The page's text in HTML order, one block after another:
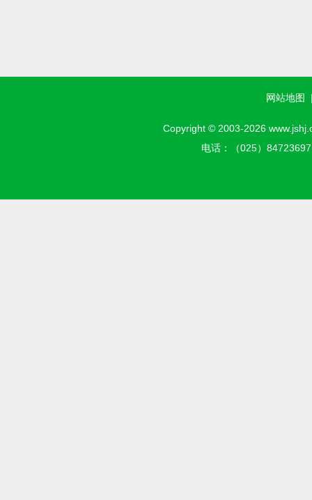
网站地图
Copyright © 2003-2026
电话：（025）